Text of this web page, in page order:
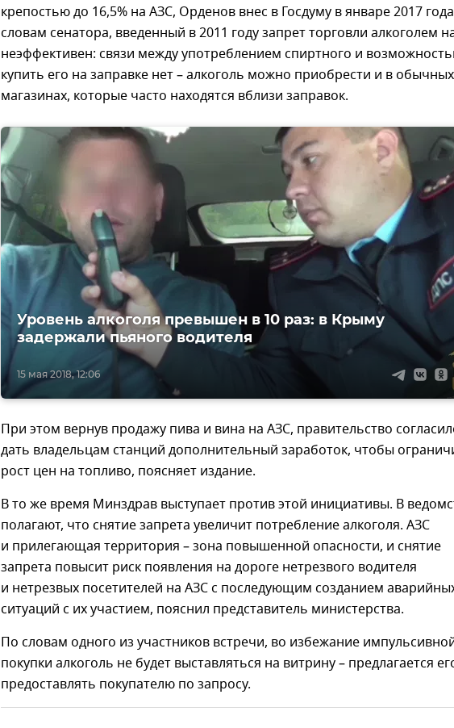
крепостью до 16,5% на АЗС, Орденов внес в Госдуму в январе 2017
словам сенатора, введенный в 2011 году запрет торговли алкоголем
неэффективен: связи между употреблением спиртного и
купить его на заправке нет – алкоголь можно приобрести и в обычных
магазинах, которые часто находятся вблизи заправок.
15 мая 2018, 12:06
Уровень алкоголя превышен в 10 раз: в Крыму
задержали пьяного водителя
При этом вернув продажу пива и вина на АЗС, правительство
дать владельцам станций дополнительный заработок, чтобы
рост цен на топливо, поясняет издание.
В то же время Минздрав выступает против этой инициативы. В
полагают, что снятие запрета увеличит потребление алкоголя. АЗС
и прилегающая территория – зона повышенной опасности, и снятие
запрета повысит риск появления на дороге нетрезвого водителя
и нетрезвых посетителей на АЗС с последующим созданием
ситуаций с их участием, пояснил представитель министерства.
По словам одного из участников встречи, во избежание
покупки алкоголь не будет выставляться на витрину – предлагается
предоставлять покупателю по запросу.